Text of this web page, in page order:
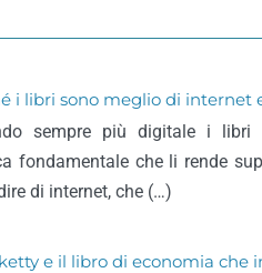
i libri sono meglio di internet
sempre più digitale i
fondamentale che li rende
di internet, che (…)
e il libro di economia che